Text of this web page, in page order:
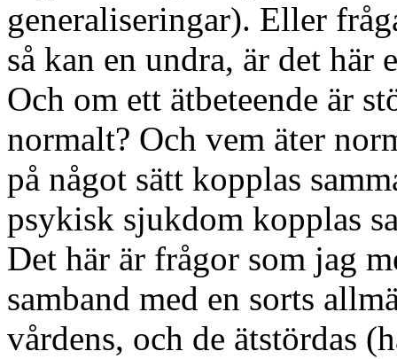
generaliseringar). Eller
så kan en undra, är det här
Och om ett ätbeteende är
normalt? Och vem äter
på något sätt kopplas
psykisk sjukdom kopplas
Det här är frågor som jag
samband med en sorts
vårdens, och de ätstördas